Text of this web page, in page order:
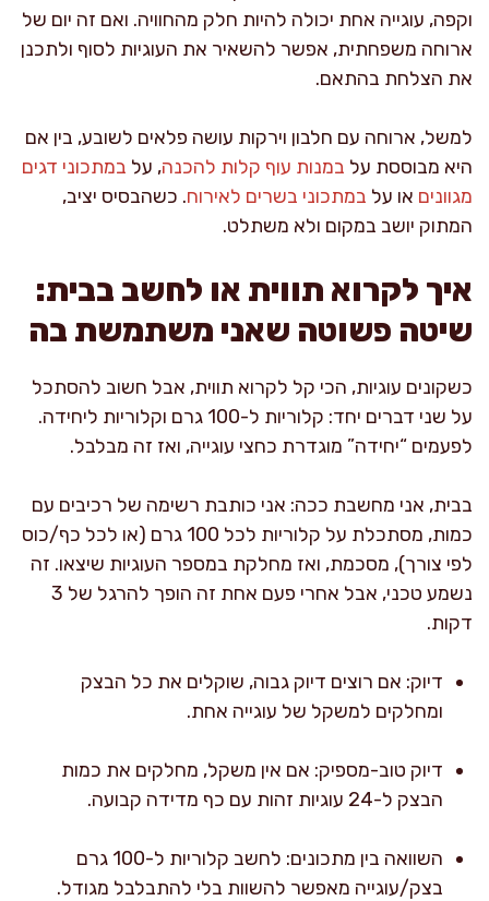
וקפה, עוגייה אחת יכולה להיות חלק מהחוויה. ואם זה יום של
ארוחה משפחתית, אפשר להשאיר את העוגיות לסוף ולתכנן
את הצלחת בהתאם.
למשל, ארוחה עם חלבון וירקות עושה פלאים לשובע, בין אם
היא מבוססת על במנות עוף קלות להכנה, על במתכוני דגים
מגוונים או על במתכוני בשרים לאירוח. כשהבסיס יציב,
המתוק יושב במקום ולא משתלט.
איך לקרוא תווית או לחשב בבית:
שיטה פשוטה שאני משתמשת בה
כשקונים עוגיות, הכי קל לקרוא תווית, אבל חשוב להסתכל
על שני דברים יחד: קלוריות ל-100 גרם וקלוריות ליחידה.
לפעמים “יחידה” מוגדרת כחצי עוגייה, ואז זה מבלבל.
בבית, אני מחשבת ככה: אני כותבת רשימה של רכיבים עם
כמות, מסתכלת על קלוריות לכל 100 גרם (או לכל כף/כוס
לפי צורך), מסכמת, ואז מחלקת במספר העוגיות שיצאו. זה
נשמע טכני, אבל אחרי פעם אחת זה הופך להרגל של 3
דקות.
דיוק: אם רוצים דיוק גבוה, שוקלים את כל הבצק
ומחלקים למשקל של עוגייה אחת.
דיוק טוב-מספיק: אם אין משקל, מחלקים את כמות
הבצק ל-24 עוגיות זהות עם כף מדידה קבועה.
השוואה בין מתכונים: לחשב קלוריות ל-100 גרם
בצק/עוגייה מאפשר להשוות בלי להתבלבל מגודל.